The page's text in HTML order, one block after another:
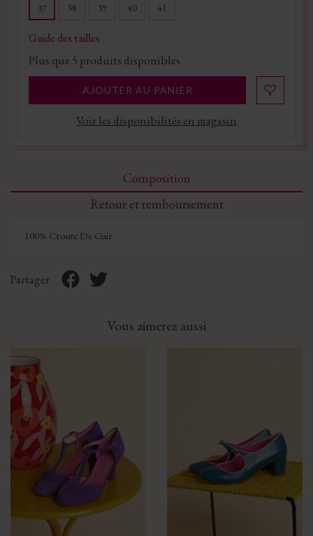
37 38 39 40 41
Guide des tailles
Plus que 5 produits disponibles
AJOUTER AU PANIER
Voir les disponibilités en magasin
Composition
Retour et remboursement
100% Croute De Cuir
Partager
Vous aimerez aussi